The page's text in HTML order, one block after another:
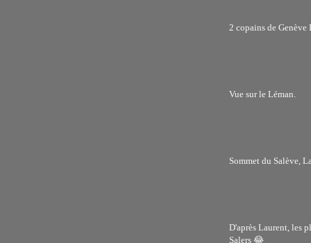
2 copains de
Vue sur le Léman.
Sommet du Salève,
D'après Laurent, les
Salers 😂